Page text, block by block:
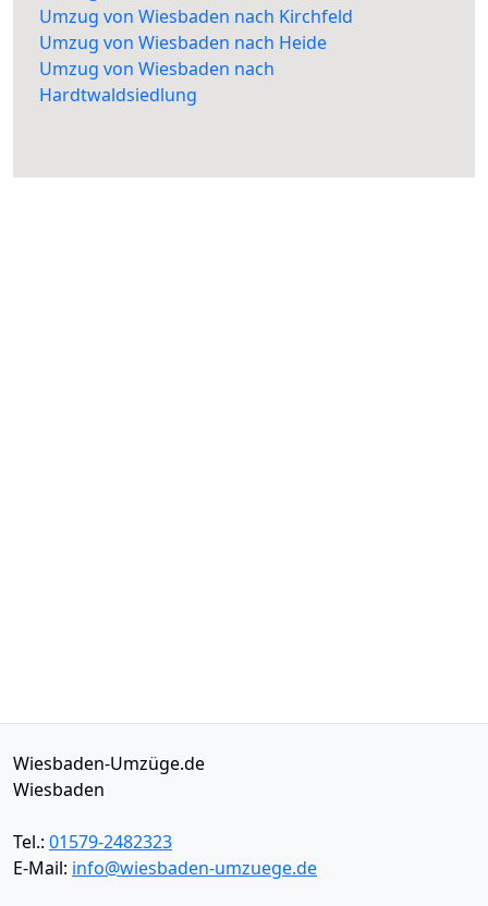
Umzug von Wiesbaden nach Kirchfeld
Umzug von Wiesbaden nach Heide
Umzug von Wiesbaden nach
Hardtwaldsiedlung
Wiesbaden-Umzüge.de
Wiesbaden
Tel.: 01579-2482323
E-Mail: info@wiesbaden-umzuege.de